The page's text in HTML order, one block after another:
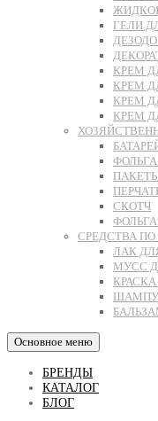
ГЕЛИ
КРЕМ
КРЕМ
КРЕМ
КРЕМ
СКОТЧ
СРЕДСТВА
ЛАК
МУСС
Основное меню
БРЕНДЫ
КАТАЛОГ
БЛОГ